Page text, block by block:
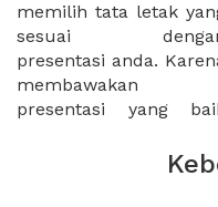
memilih tata letak
sesuai
presentasi anda.
membawakan
presentasi yang
XWORK! Kami
dapat